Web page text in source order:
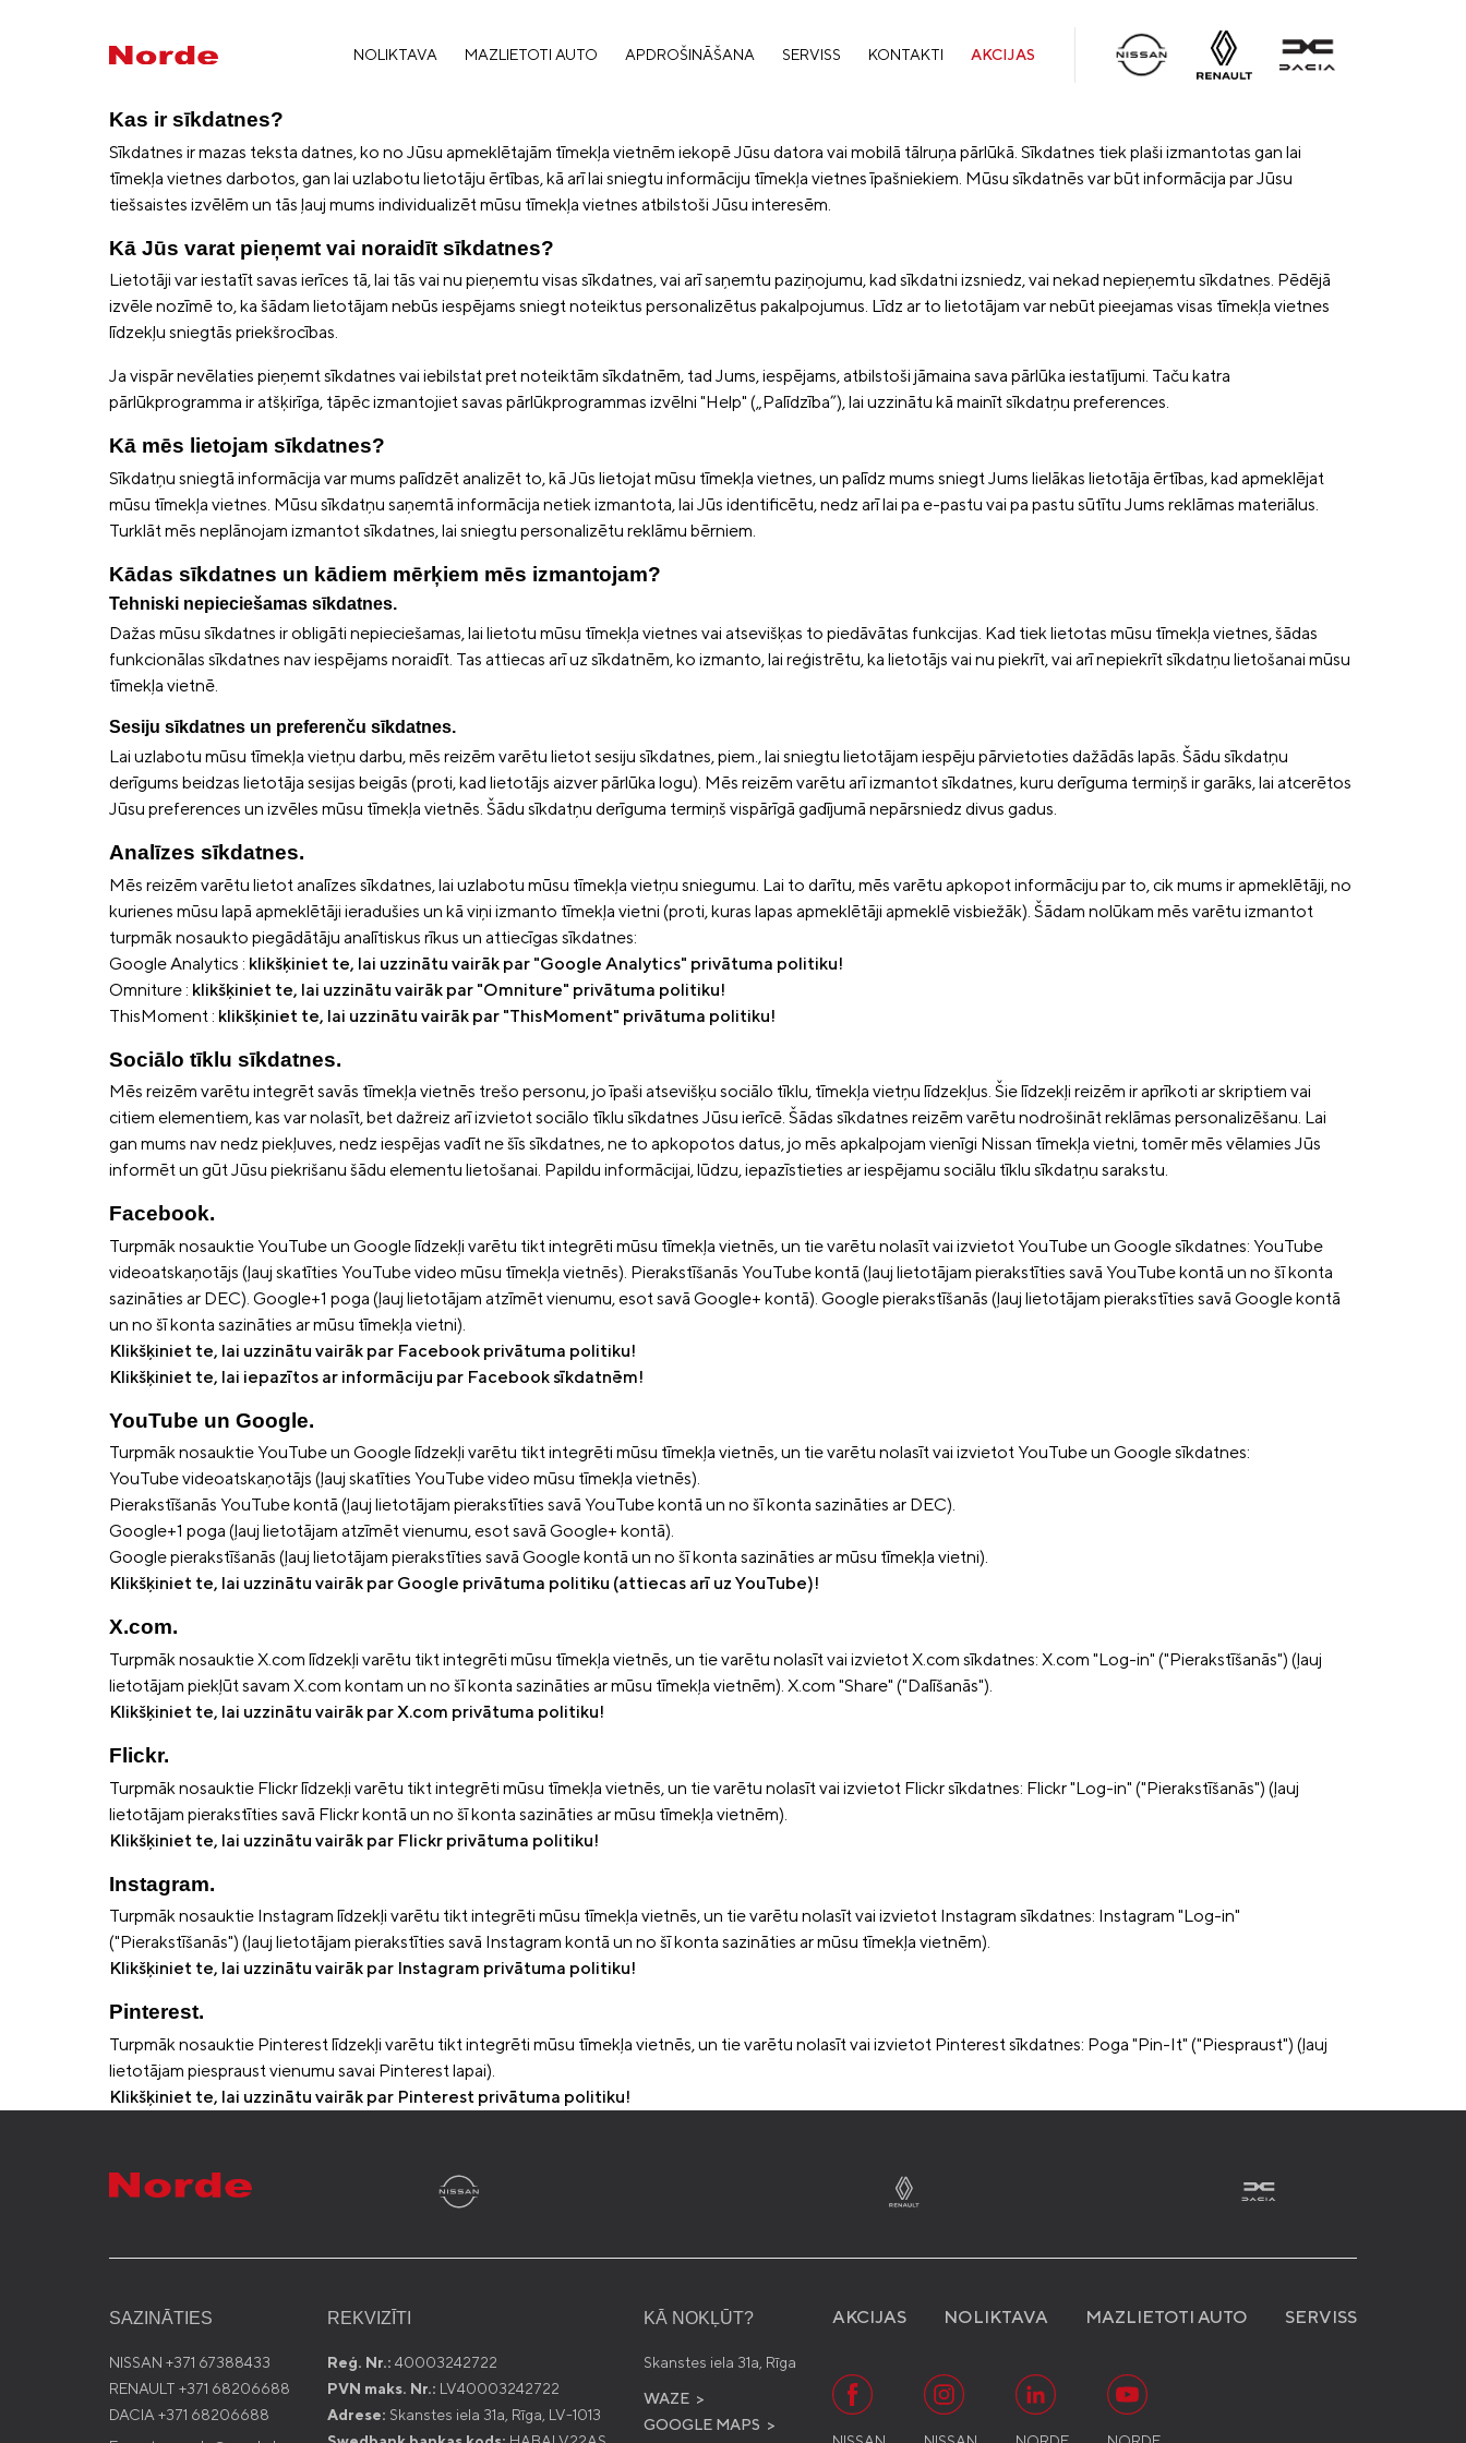
NOLIKTAVA MAZLIETOTI AUTO APDROŠINĀŠANA SERVISS KONTAKTI AKCIJAS
Kas ir sīkdatnes?
Sīkdatnes ir mazas teksta datnes, ko no Jūsu apmeklētajām tīmekļa vietnēm iekopē Jūsu datora vai mobilā tālruņa pārlūkā. Sīkdatnes tiek plaši izmantotas gan lai
tīmekļa vietnes darbotos, gan lai uzlabotu lietotāju ērtības, kā arī lai sniegtu informāciju tīmekļa vietnes īpašniekiem. Mūsu sīkdatnēs var būt informācija par Jūsu
tiešsaistes izvēlēm un tās ļauj mums individualizēt mūsu tīmekļa vietnes atbilstoši Jūsu interesēm.
Kā Jūs varat pieņemt vai noraidīt sīkdatnes?
Lietotāji var iestatīt savas ierīces tā, lai tās vai nu pieņemtu visas sīkdatnes, vai arī saņemtu paziņojumu, kad sīkdatni izsniedz, vai nekad nepieņemtu sīkdatnes. Pēdējā
izvēle nozīmē to, ka šādam lietotājam nebūs iespējams sniegt noteiktus personalizētus pakalpojumus. Līdz ar to lietotājam var nebūt pieejamas visas tīmekļa vietnes
līdzekļu sniegtās priekšrocības.
Ja vispār nevēlaties pieņemt sīkdatnes vai iebilstat pret noteiktām sīkdatnēm, tad Jums, iespējams, atbilstoši jāmaina sava pārlūka iestatījumi. Taču katra
pārlūkprogramma ir atšķirīga, tāpēc izmantojiet savas pārlūkprogrammas izvēlni "Help" („Palīdzība”), lai uzzinātu kā mainīt sīkdatņu preferences.
Kā mēs lietojam sīkdatnes?
Sīkdatņu sniegtā informācija var mums palīdzēt analizēt to, kā Jūs lietojat mūsu tīmekļa vietnes, un palīdz mums sniegt Jums lielākas lietotāja ērtības, kad apmeklējat
mūsu tīmekļa vietnes. Mūsu sīkdatņu saņemtā informācija netiek izmantota, lai Jūs identificētu, nedz arī lai pa e-pastu vai pa pastu sūtītu Jums reklāmas materiālus.
Turklāt mēs neplānojam izmantot sīkdatnes, lai sniegtu personalizētu reklāmu bērniem.
Kādas sīkdatnes un kādiem mērķiem mēs izmantojam?
Tehniski nepieciešamas sīkdatnes.
Dažas mūsu sīkdatnes ir obligāti nepieciešamas, lai lietotu mūsu tīmekļa vietnes vai atsevišķas to piedāvātas funkcijas. Kad tiek lietotas mūsu tīmekļa vietnes, šādas
funkcionālas sīkdatnes nav iespējams noraidīt. Tas attiecas arī uz sīkdatnēm, ko izmanto, lai reģistrētu, ka lietotājs vai nu piekrīt, vai arī nepiekrīt sīkdatņu lietošanai mūsu
tīmekļa vietnē.
Sesiju sīkdatnes un preferenču sīkdatnes.
Lai uzlabotu mūsu tīmekļa vietņu darbu, mēs reizēm varētu lietot sesiju sīkdatnes, piem., lai sniegtu lietotājam iespēju pārvietoties dažādās lapās. Šādu sīkdatņu
derīgums beidzas lietotāja sesijas beigās (proti, kad lietotājs aizver pārlūka logu). Mēs reizēm varētu arī izmantot sīkdatnes, kuru derīguma termiņš ir garāks, lai atcerētos
Jūsu preferences un izvēles mūsu tīmekļa vietnēs. Šādu sīkdatņu derīguma termiņš vispārīgā gadījumā nepārsniedz divus gadus.
Analīzes sīkdatnes.
Mēs reizēm varētu lietot analīzes sīkdatnes, lai uzlabotu mūsu tīmekļa vietņu sniegumu. Lai to darītu, mēs varētu apkopot informāciju par to, cik mums ir apmeklētāji, no
kurienes mūsu lapā apmeklētāji ieradušies un kā viņi izmanto tīmekļa vietni (proti, kuras lapas apmeklētāji apmeklē visbiežāk). Šādam nolūkam mēs varētu izmantot
turpmāk nosaukto piegādātāju analītiskus rīkus un attiecīgas sīkdatnes:
Google Analytics : klikšķiniet te, lai uzzinātu vairāk par "Google Analytics" privātuma politiku!
Omniture : klikšķiniet te, lai uzzinātu vairāk par "Omniture" privātuma politiku!
ThisMoment : klikšķiniet te, lai uzzinātu vairāk par "ThisMoment" privātuma politiku!
Sociālo tīklu sīkdatnes.
Mēs reizēm varētu integrēt savās tīmekļa vietnēs trešo personu, jo īpaši atsevišķu sociālo tīklu, tīmekļa vietņu līdzekļus. Šie līdzekļi reizēm ir aprīkoti ar skriptiem vai
citiem elementiem, kas var nolasīt, bet dažreiz arī izvietot sociālo tīklu sīkdatnes Jūsu ierīcē. Šādas sīkdatnes reizēm varētu nodrošināt reklāmas personalizēšanu. Lai
gan mums nav nedz piekļuves, nedz iespējas vadīt ne šīs sīkdatnes, ne to apkopotos datus, jo mēs apkalpojam vienīgi Nissan tīmekļa vietni, tomēr mēs vēlamies Jūs
informēt un gūt Jūsu piekrišanu šādu elementu lietošanai. Papildu informācijai, lūdzu, iepazīstieties ar iespējamu sociālu tīklu sīkdatņu sarakstu.
Facebook.
Turpmāk nosauktie YouTube un Google līdzekļi varētu tikt integrēti mūsu tīmekļa vietnēs, un tie varētu nolasīt vai izvietot YouTube un Google sīkdatnes: YouTube
videoatskaņotājs (ļauj skatīties YouTube video mūsu tīmekļa vietnēs). Pierakstīšanās YouTube kontā (ļauj lietotājam pierakstīties savā YouTube kontā un no šī konta
sazināties ar DEC). Google+1 poga (ļauj lietotājam atzīmēt vienumu, esot savā Google+ kontā). Google pierakstīšanās (ļauj lietotājam pierakstīties savā Google kontā
un no šī konta sazināties ar mūsu tīmekļa vietni).
Klikšķiniet te, lai uzzinātu vairāk par Facebook privātuma politiku!
Klikšķiniet te, lai iepazītos ar informāciju par Facebook sīkdatnēm!
YouTube un Google.
Turpmāk nosauktie YouTube un Google līdzekļi varētu tikt integrēti mūsu tīmekļa vietnēs, un tie varētu nolasīt vai izvietot YouTube un Google sīkdatnes:
YouTube videoatskaņotājs (ļauj skatīties YouTube video mūsu tīmekļa vietnēs).
Pierakstīšanās YouTube kontā (ļauj lietotājam pierakstīties savā YouTube kontā un no šī konta sazināties ar DEC).
Google+1 poga (ļauj lietotājam atzīmēt vienumu, esot savā Google+ kontā).
Google pierakstīšanās (ļauj lietotājam pierakstīties savā Google kontā un no šī konta sazināties ar mūsu tīmekļa vietni).
Klikšķiniet te, lai uzzinātu vairāk par Google privātuma politiku (attiecas arī uz YouTube)!
X.com.
Turpmāk nosauktie X.com līdzekļi varētu tikt integrēti mūsu tīmekļa vietnēs, un tie varētu nolasīt vai izvietot X.com sīkdatnes: X.com "Log-in" ("Pierakstīšanās") (ļauj
lietotājam piekļūt savam X.com kontam un no šī konta sazināties ar mūsu tīmekļa vietnēm). X.com "Share" ("Dalīšanās").
Klikšķiniet te, lai uzzinātu vairāk par X.com privātuma politiku!
Flickr.
Turpmāk nosauktie Flickr līdzekļi varētu tikt integrēti mūsu tīmekļa vietnēs, un tie varētu nolasīt vai izvietot Flickr sīkdatnes: Flickr "Log-in" ("Pierakstīšanās") (ļauj
lietotājam pierakstīties savā Flickr kontā un no šī konta sazināties ar mūsu tīmekļa vietnēm).
Klikšķiniet te, lai uzzinātu vairāk par Flickr privātuma politiku!
Instagram.
Turpmāk nosauktie Instagram līdzekļi varētu tikt integrēti mūsu tīmekļa vietnēs, un tie varētu nolasīt vai izvietot Instagram sīkdatnes: Instagram "Log-in"
("Pierakstīšanās") (ļauj lietotājam pierakstīties savā Instagram kontā un no šī konta sazināties ar mūsu tīmekļa vietnēm).
Klikšķiniet te, lai uzzinātu vairāk par Instagram privātuma politiku!
Pinterest.
Turpmāk nosauktie Pinterest līdzekļi varētu tikt integrēti mūsu tīmekļa vietnēs, un tie varētu nolasīt vai izvietot Pinterest sīkdatnes: Poga "Pin-It" ("Piespraust") (ļauj
lietotājam piespraust vienumu savai Pinterest lapai).
Klikšķiniet te, lai uzzinātu vairāk par Pinterest privātuma politiku!
SAZINĀTIES
NISSAN +371 67388433
RENAULT +371 68206688
DACIA +371 68206688
REKVIZĪTI
Reģ. Nr.: 40003242722
PVN maks. Nr.: LV40003242722
Adrese: Skanstes iela 31a, Rīga, LV-1013
KĀ NOKĻŪT?
Skanstes iela 31a, Rīga
WAZE >
GOOGLE MAPS >
AKCIJAS NOLIKTAVA MAZLIETOTI AUTO SERVISS